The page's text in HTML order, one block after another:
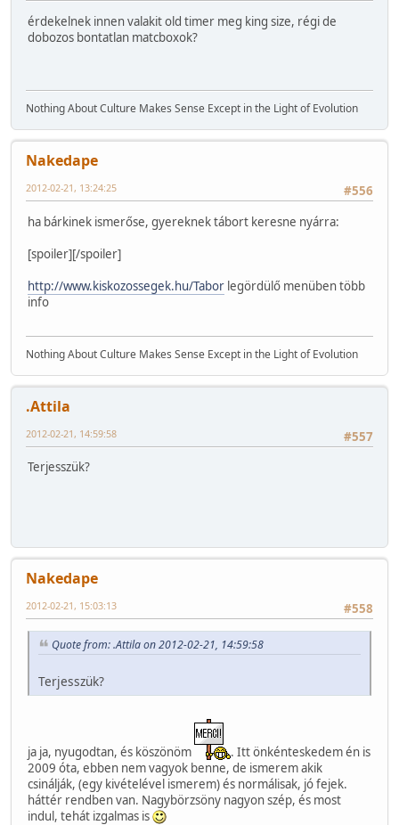
érdekelnek innen valakit old timer meg king size, régi de
dobozos bontatlan matcboxok?
Nothing About Culture Makes Sense Except in the Light of Evolution
Nakedape
#556
2012-02-21, 13:24:25
ha bárkinek ismerőse, gyereknek tábort keresne nyárra:
[spoiler][/spoiler]
http://www.kiskozossegek.hu/Tabor legördülő menüben több
info
Nothing About Culture Makes Sense Except in the Light of Evolution
.Attila
#557
2012-02-21, 14:59:58
Terjesszük?
Nakedape
#558
2012-02-21, 15:03:13
Quote from: .Attila on 2012-02-21, 14:59:58
Terjesszük?
ja ja, nyugodtan, és köszönöm
. Itt önkénteskedem én is
2009 óta, ebben nem vagyok benne, de ismerem akik
csinálják, (egy kivételével ismerem) és normálisak, jó fejek.
háttér rendben van. Nagybörzsöny nagyon szép, és most
indul, tehát izgalmas is